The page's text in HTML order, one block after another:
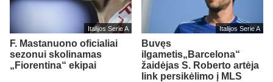
Italijos Serie A
F. Mastanuono oficialiai
sezonui skolinamas
„Fiorentina“ ekipai
Italijos Serie A
Buvęs
ilgametis„Barcelona“
žaidėjas S. Roberto artėja
link persikėlimo į MLS